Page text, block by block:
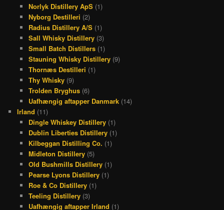
Norlyk Distillery ApS(1)
Nyborg Destilleri (2)
Radius Distillery A/S(1)
Sall Whisky Distillery(3)
Small Batch Distillers(1)
Stauning Whisky Distillery(9)
Thornæs Destilleri (1)
Thy Whisky(9)
Trolden Bryghus(6)
Uafhængig aftapper Danmark(14)
Irland (11)
Dingle Whiskey Distillery(1)
Dublin Liberties Distillery(1)
Kilbeggan Distilling Co. (1)
Midleton Distillery(5)
Old Bushmills Distillery(1)
Pearse Lyons Distillery(1)
Roe & Co Distillery(1)
Teeling Distillery(3)
Uafhængig aftapper Irland (1)